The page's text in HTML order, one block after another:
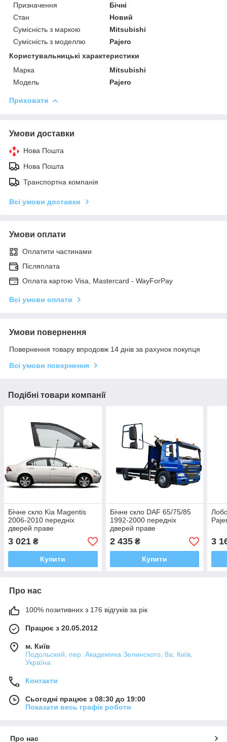
Призначення
Бічні
Стан
Новий
Сумісність з маркою
Mitsubishi
Сумісність з моделлю
Pajero
Користувальницькі характеристики
Марка
Mitsubishi
Модель
Pajero
Приховати
Умови доставки
Нова Пошта
Нова Пошта
Транспортна компанія
Всі умови доставки
Умови оплати
Оплатити частинами
Післяплата
Оплата картою Visa, Mastercard - WayForPay
Всі умови оплати
Умови повернення
Повернення товару впродовж 14 днів за рахунок покупця
Всі умови повернення
Подібні товари компанії
Бічне скло Kia Magentis
2006-2010 передніх
дверей праве
3 021 ₴
Купити
Бічне скло DAF 65/75/85
1992-2000 передніх
дверей праве
2 435₴
Купити
3
Про нас
100% позитивних з 176 відгуків за рік
Працює з 20.05.2012
м. Київ
Подольский, пер. Академика Зелинского, 8а, Київ,
Україна
Контакти
Сьогодні працює з 08:30 до 19:00
Показати весь графік роботи
Про нас